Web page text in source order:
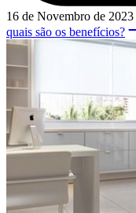
16 de Novembro de 2023
quais são os benefícios?